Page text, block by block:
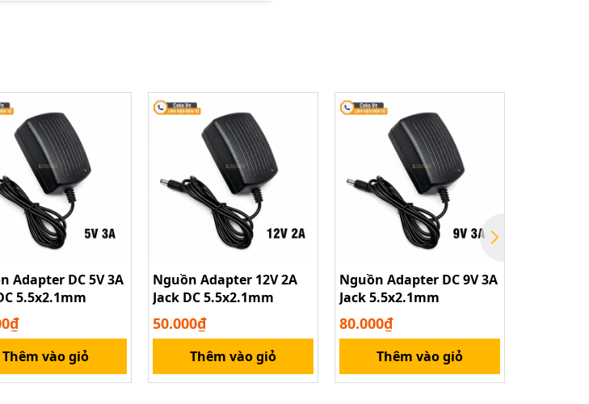
Adapter DC 5V 3A
5.5x2.1mm
Thêm vào giỏ
Nguồn Adapter 12V 2A
Jack DC 5.5x2.1mm
50.000₫
Thêm vào giỏ
Nguồn Adapter DC 9V 3A
Jack 5.5x2.1mm
80.000₫
Thêm vào giỏ